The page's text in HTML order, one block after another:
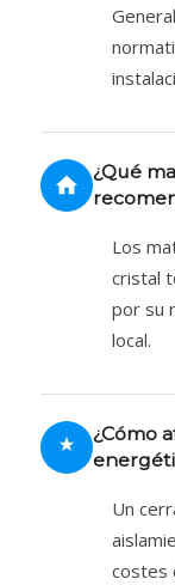
¿Qué
Los
cristal
por su
local.
¿Cómo
Un
costes